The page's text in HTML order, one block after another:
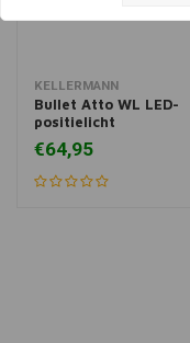
KELLERMANN
Bullet Atto WL LED-
positielicht
€64,95